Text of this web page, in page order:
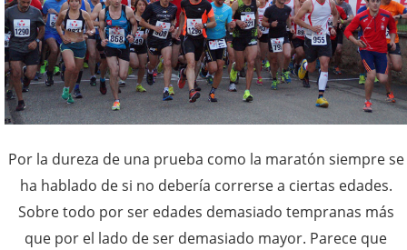
Por la dureza de una prueba como la maratón siempre se
ha hablado de si no debería correrse a ciertas edades.
Sobre todo por ser edades demasiado tempranas más
que por el lado de ser demasiado mayor. Parece que